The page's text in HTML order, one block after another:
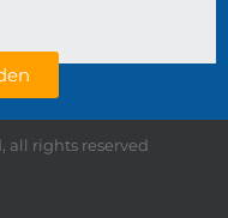
all rights reserved